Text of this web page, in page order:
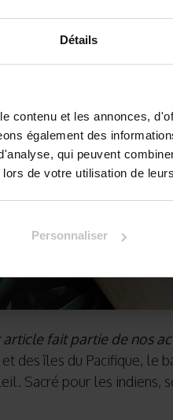
Détails
contenu et les annonces,
également des
qui peuvent
de votre utilisation de
Personnaliser
fait partie de nos
des îles du Pacifique, le
Sacré pour les indiens,